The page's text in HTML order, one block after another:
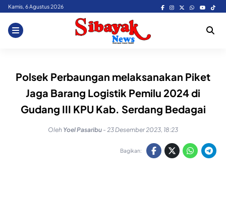
Skip
content
Kamis, 6 Agustus 2026
Polsek Perbaungan melaksanakan Piket
Jaga Barang Logistik Pemilu 2024 di
Gudang III KPU Kab. Serdang Bedagai
Oleh Yoel Pasaribu - 23 Desember 2023, 18:23
Bagikan: